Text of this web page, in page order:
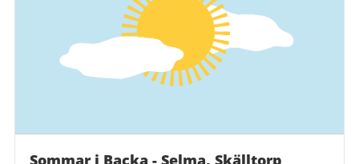
Sommar i Backa - Selma, Skälltorp